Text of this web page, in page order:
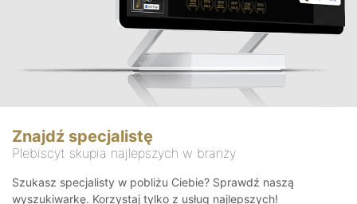
Znajdź specjalistę
Plebiscyt skupia najlepszych w branży
Szukasz specjalisty w pobliżu Ciebie? Sprawdź naszą
wyszukiwarkę. Korzystaj tylko z usług najlepszych!